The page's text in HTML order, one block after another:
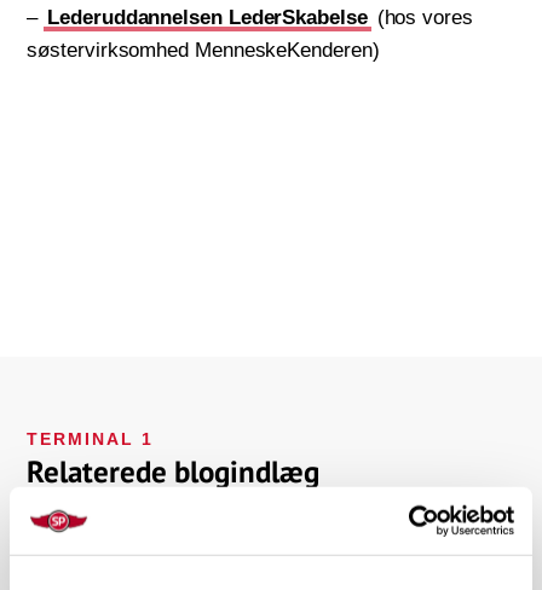
– Lederuddannelsen LederSkabelse (hos vores
søstervirksomhed MenneskeKenderen)
TERMINAL 1
Relaterede blogindlæg